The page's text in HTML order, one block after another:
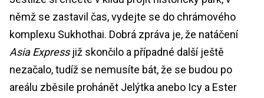
němž se zastavil čas, vydejte se do chrámového
komplexu Sukhothai. Dobrá zpráva je, že natáčení
Asia Expressjiž skončilo a případné další ještě
nezačalo, tudíž se nemusíte bát, že se budou po
areálu zběsile prohánět Jelýtka anebo Icy a Ester